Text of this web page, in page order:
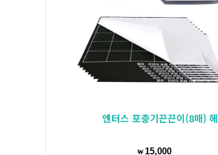
엔터스 포충기끈끈이(8매) 해충전용 파리모기퇴치
₩ 15,000